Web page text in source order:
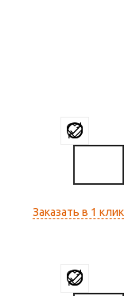
Заказать в 1 клик